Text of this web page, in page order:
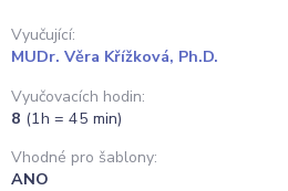
Vyučující:
MUDr. Věra Křížková, Ph.D.
Vyučovacích hodin:
8 (1h = 45 min)
Vhodné pro šablony:
ANO